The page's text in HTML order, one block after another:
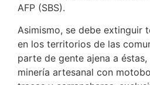
AFP (SBS).
Asimismo, se debe extinguir
en los territorios de las
parte de gente ajena a
minería artesanal con